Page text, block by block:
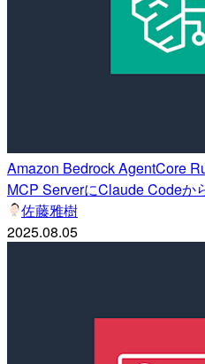
Amazon Bedrock AgentCore
MCP ServerにClaude Codeか
佐藤雅樹
2025.08.05